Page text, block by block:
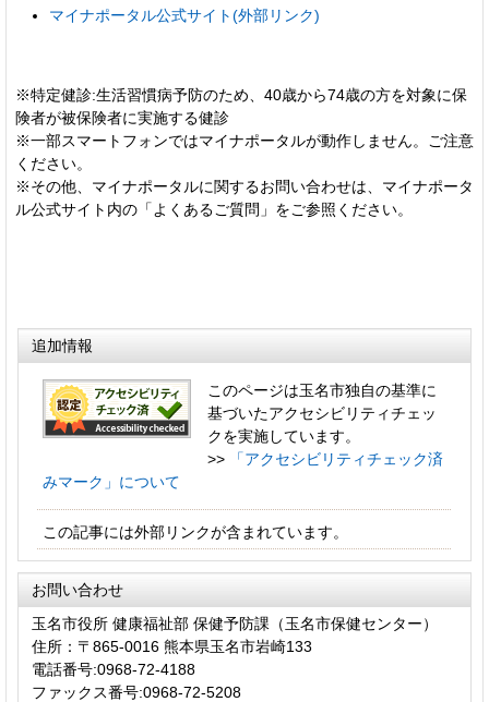
マイナポータル公式サイト(外部リンク)
※特定健診:生活習慣病予防のため、40歳から74歳の方を対象に保
険者が被保険者に実施する健診
※一部スマートフォンではマイナポータルが動作しません。ご注意
ください。
※その他、マイナポータルに関するお問い合わせは、マイナポータ
ル公式サイト内の「よくあるご質問」をご参照ください。
追加情報
このページは玉名市独自の基準に
基づいたアクセシビリティチェッ
クを実施しています。
>>
「アクセシビリティチェック済
みマーク」について
この記事には外部リンクが含まれています。
お問い合わせ
玉名市役所 健康福祉部 保健予防課（玉名市保健センター）
住所：〒865-0016 熊本県玉名市岩崎133
電話番号:0968-72-4188
ファックス番号:0968-72-5208